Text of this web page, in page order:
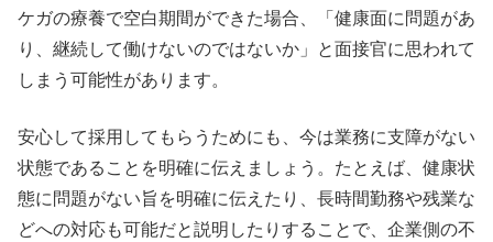
ケガの療養で空白期間ができた場合、「健康面に問題があ
り、継続して働けないのではないか」と面接官に思われて
しまう可能性があります。
安心して採用してもらうためにも、今は業務に支障がない
状態であることを明確に伝えましょう。たとえば、健康状
態に問題がない旨を明確に伝えたり、長時間勤務や残業な
どへの対応も可能だと説明したりすることで、企業側の不